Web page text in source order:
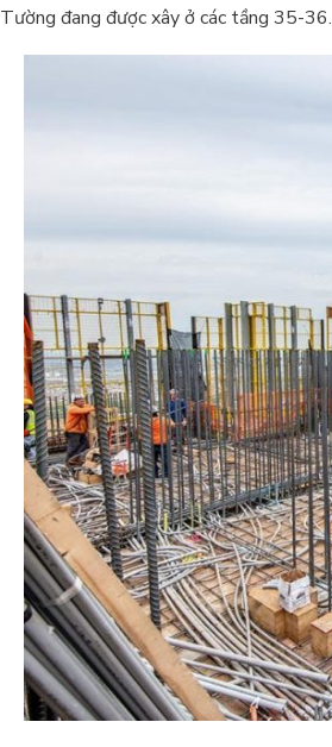
Tường đang được xây ở các tầng 35-36.